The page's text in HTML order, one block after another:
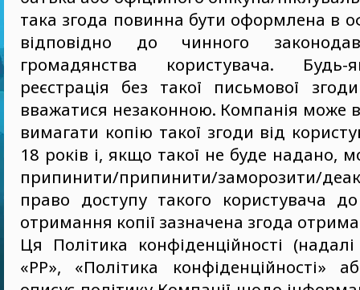
така згода повинна бути оформлена в
відповідно до чинного
громадянства користувача.
реєстрація без такої письмової
вважатися незаконною. Компанія може
вимагати копію такої згоди від
18 років і, якщо такої не буде надано,
припинити/припинити/заморозити/
право доступу такого користувача
отримання копії зазначена згода
Ця Політика конфіденційності
«PP», «Політика конфіденційності»